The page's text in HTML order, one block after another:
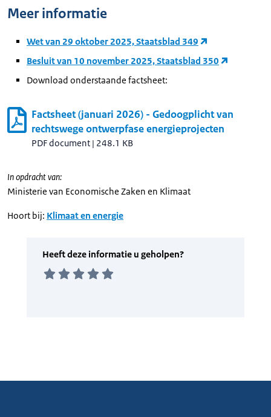
Meer informatie
Wet van 29 oktober 2025, Staatsblad 349
Besluit van 10 november 2025, Staatsblad 350
Download onderstaande factsheet:
Factsheet (januari 2026) - Gedoogplicht van
rechtswege ontwerpfase energieprojecten
PDF document | 248.1 KB
In opdracht van:
Ministerie van Economische Zaken en Klimaat
Hoort bij: Klimaat en energie